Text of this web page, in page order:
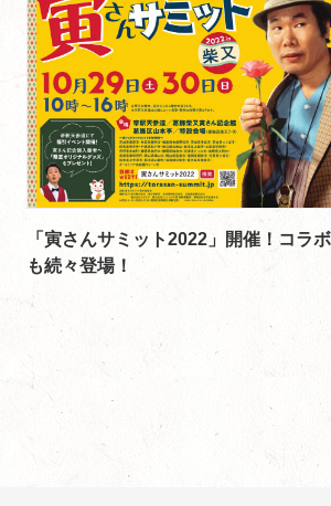
「寅さんサミット2022」開催！コラ
も続々登場！